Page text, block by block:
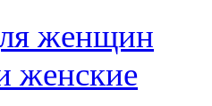
женщин
женские